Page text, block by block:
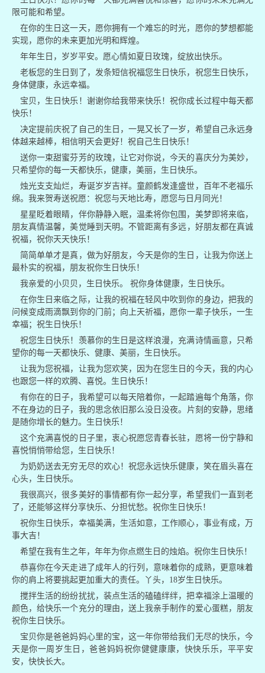
限可能和希望。
在你的生日这一天，愿你拥有一个难忘的时光，愿你的梦想都能
实现，愿你的未来更加光明和辉煌。
年年生日，岁岁平安。愿心情如夏日玫瑰，绽放出快乐。
老板您的生日到了，发条短信祝福您生日快乐，祝您生日快乐，
身体健康，永远幸福。
宝贝，生日快乐！谢谢你给我带来快乐！祝你成长过程中每天都
快乐！
决定提前庆祝了自己的生日，一晃又长了一岁，希望自己永远身
体越来越棒，相信明天会更好！祝自己生日快乐！
送你一束甜蜜芬芳的玫瑰，让它对你说，今天的喜庆分为美妙，
只希望你的每一天都快乐，健康，美丽，生日快乐。
烛光支支灿烂，寿诞岁岁吉祥。童颜鹤发逢盛世，百年不老福乐
绵。我来贺寿送祝愿：祝您与天地比寿，愿您与日月同光！
星星眨着眼睛，伴你静静入眠，温柔将你包围，美梦即将来临，
朋友真情温馨，美觉睡到天明。不管距离有多远，好朋友都在真诚
祝福，祝你天天快乐！
简简单单才是真，做为好朋友，今天是你的生日，让我为你送上
最朴实的祝福，朋友祝你生日快乐！
我亲爱的小贝贝，生日快乐。 祝你身体健康，生日快乐。
在你生日来临之际，让我的祝福在轻风中吹到你的身边，把我的
问候变成雨滴飘到你的门前；向上天祈福，愿你一辈子快乐，一生
幸福；祝生日快乐！
祝您生日快乐！羡慕你的生日是这样浪漫，充满诗情画意，只希
望你的每一天都快乐、健康、美丽，生日快乐。
让我为您祝福，让我为您欢笑，因为在您生日的今天，我的内心
也跟您一样的欢腾、喜悦。生日快乐！
有你在的日子，我希望可以每天陪着你，一起踏遍每个角落，你
不在身边的日子，我的思念依旧那么没日没夜。片刻的安静，思绪
是随你增长的魅力。生日快乐！
这个充满喜悦的日子里，衷心祝愿您青春长驻，愿将一份宁静和
喜悦悄悄带给您，生日快乐！
为奶奶送去无穷无尽的欢心！祝您永远快乐健康，笑在眉头喜在
心头，生日快乐。
我很高兴，很多美好的事情都有你一起分享，希望我们一直到老
了，还能够这样分享快乐、分担忧愁。祝你生日快乐！
祝你生日快乐，幸福美满，生活如意，工作顺心，事业有成，万
事大吉！
希望在我有生之年，年年为你点燃生日的烛焰。祝你生日快乐！
恭喜你在今天走进了成年人的行列，意味着你的成熟，更意味着
你的肩上将要挑起更加重大的责任。丫头，18岁生日快乐。
搅拌生活的纷纷扰扰，装点生活的磕磕绊绊，把幸福涂上温暖的
颜色，给快乐一个充分的理由，送上我亲手制作的爱心蛋糕，朋友
祝你生日快乐。
宝贝你是爸爸妈妈心里的宝，这一年你带给我们无尽的快乐，今
天是你一周岁生日，爸爸妈妈祝你健健康康，快快乐乐，平平安
安，快快长大。